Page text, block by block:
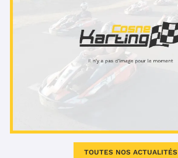
TOUTES NOS ACTUALITÉS